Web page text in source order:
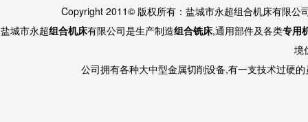
Copyright 2011© 版权所有：盐城市永超组合机床有限
盐城市永超组合机床有限公司是生产制造组合铣床,通用部件及各类专用
境
公司拥有各种大中型金属切削设备,有一支技术过硬